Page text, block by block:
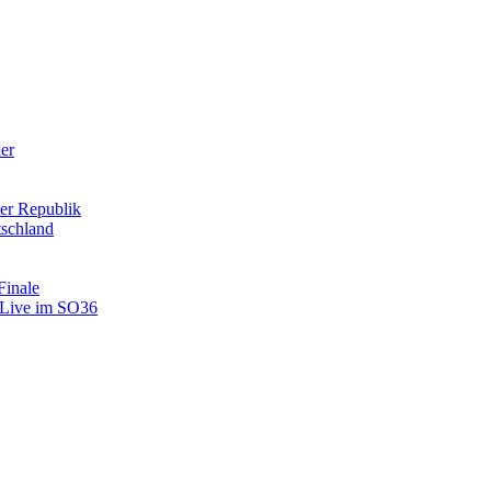
Republik
im SO36